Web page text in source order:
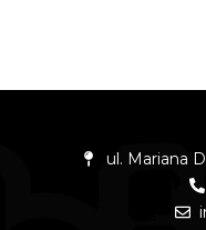
ul. Mariana